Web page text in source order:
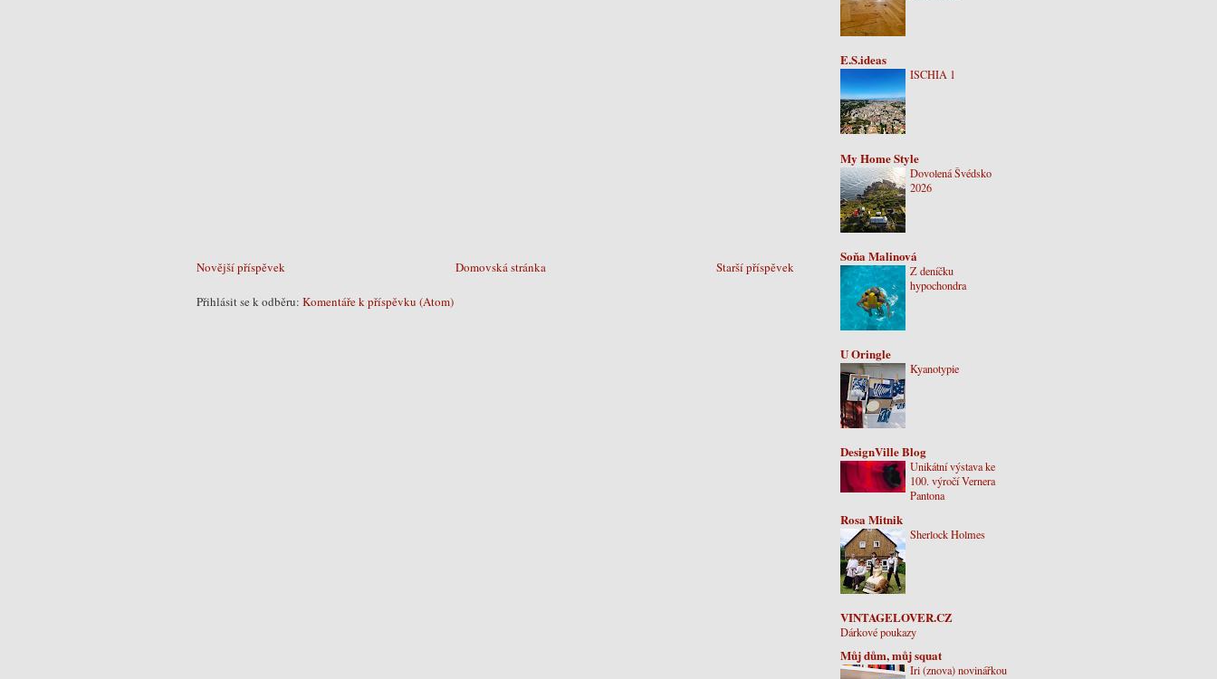
Novější příspěvek Starší příspěvek
Domovská stránka
Přihlásit se k odběru: Komentáře k příspěvku (Atom)
E.S.ideas
ISCHIA 1
My Home Style
Dovolená Švédsko
2026
Soňa Malinová
Z deníčku
hypochondra
U Oringle
Kyanotypie
DesignVille Blog
Unikátní výstava ke
100. výročí Vernera
Pantona
Rosa Mitnik
Sherlock Holmes
VINTAGELOVER.CZ
Dárkové poukazy
Můj dům, můj squat
Iri (znova) novinářkou